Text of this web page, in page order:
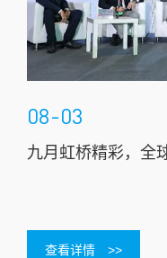
08-03
九月虹桥精彩，全
查看详情 >>